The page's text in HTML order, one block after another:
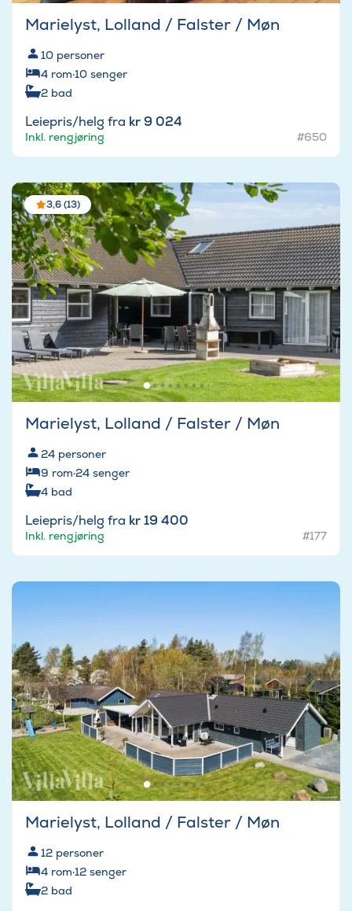
Marielyst, Lolland / Falster / Møn
10 personer
4 rom·10 senger
2 bad
Leiepris/helg fra kr 9 024
Inkl. rengjøring #650
3,6 (13)
Marielyst, Lolland / Falster / Møn
24 personer
9 rom·24 senger
4 bad
Leiepris/helg fra kr 19 400
Inkl. rengjøring #177
Marielyst, Lolland / Falster / Møn
12 personer
4 rom·12 senger
2 bad